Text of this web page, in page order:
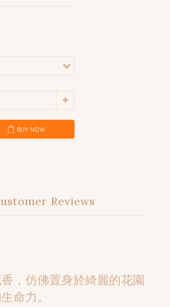
BUY NOW
Reviews
，仿佛置身於綺麗的花園
命力。